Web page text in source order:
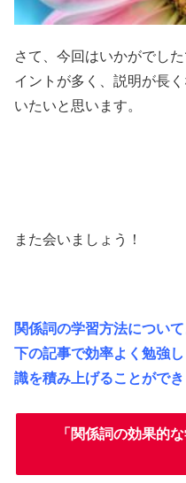
さて、今回はいかがでし
イントが多く、説明が長
いたいと思います。
また会いましょう！
関係詞の学習方法につい
下の記事で効率よく勉強
識を積み上げることができ
「関係詞の効果的